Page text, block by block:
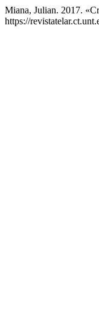
Miana, Julian. 2017.
https://